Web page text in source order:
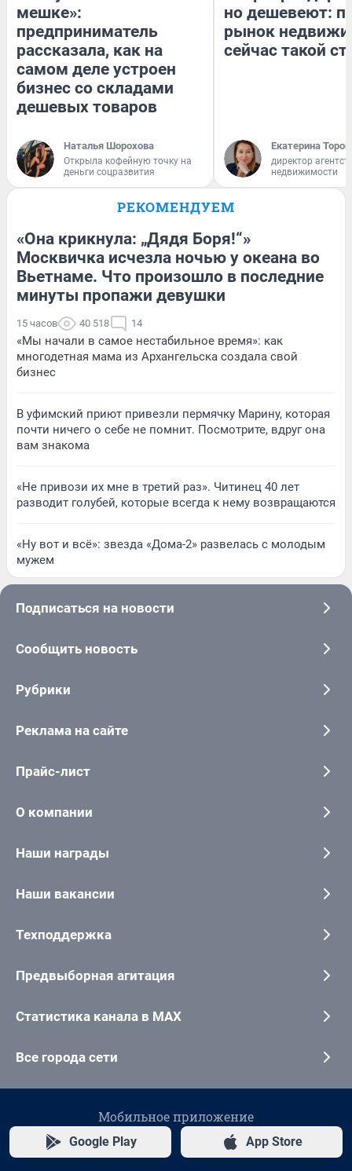
мешке»:
предприниматель
рассказала, как на
самом деле устроен
бизнес со складами
дешевых товаров
Наталья Шорохова
Открыла кофейную точку на
деньги соцразвития
но дешевеют:
рынок
сейчас такой
Екатерина
директор
недвижимости
РЕКОМЕНДУЕМ
«Она крикнула: „Дядя Боря!“»
Москвичка исчезла ночью у океана во
Вьетнаме. Что произошло в последние
минуты пропажи девушки
15 часов 40 518 14
«Мы начали в самое нестабильное время»: как
многодетная мама из Архангельска создала свой
бизнес
В уфимский приют привезли пермячку Марину, которая
почти ничего о себе не помнит. Посмотрите, вдруг она
вам знакома
«Не привози их мне в третий раз». Читинец 40 лет
разводит голубей, которые всегда к нему возвращаются
«Ну вот и всё»: звезда «Дома-2» развелась с молодым
мужем
Подписаться на новости
Сообщить новость
Рубрики
Реклама на сайте
Прайс-лист
О компании
Наши награды
Наши вакансии
Техподдержка
Предвыборная агитация
Статистика канала в MAX
Все города сети
Мобильное приложение
Google Play App Store